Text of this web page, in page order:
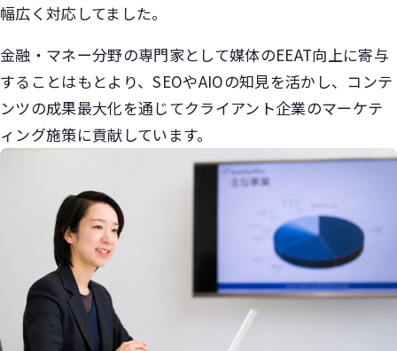
幅広く対応してました。
金融・マネー分野の専門家として媒体のEEAT向上に寄与
することはもとより、SEOやAIOの知見を活かし、コンテ
ンツの成果最大化を通じてクライアント企業のマーケテ
ィング施策に貢献しています。